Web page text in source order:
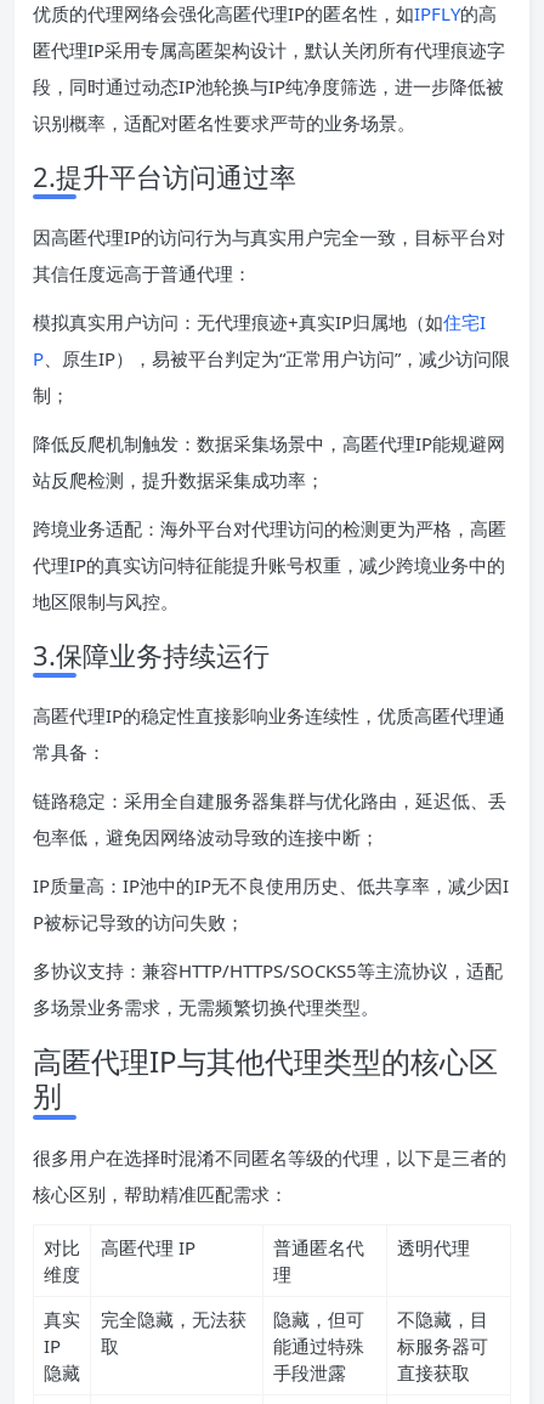
优质的代理网络会强化高匿代理IP的匿名性，如IPFLY的高
匿代理IP采用专属高匿架构设计，默认关闭所有代理痕迹字
段，同时通过动态IP池轮换与IP纯净度筛选，进一步降低被
识别概率，适配对匿名性要求严苛的业务场景。
2.提升平台访问通过率
因高匿代理IP的访问行为与真实用户完全一致，目标平台对
其信任度远高于普通代理：
模拟真实用户访问：无代理痕迹+真实IP归属地（如住宅I
P、原生IP），易被平台判定为“正常用户访问”，减少访问限
制；
降低反爬机制触发：数据采集场景中，高匿代理IP能规避网
站反爬检测，提升数据采集成功率；
跨境业务适配：海外平台对代理访问的检测更为严格，高匿
代理IP的真实访问特征能提升账号权重，减少跨境业务中的
地区限制与风控。
3.保障业务持续运行
高匿代理IP的稳定性直接影响业务连续性，优质高匿代理通
常具备：
链路稳定：采用全自建服务器集群与优化路由，延迟低、丢
包率低，避免因网络波动导致的连接中断；
IP质量高：IP池中的IP无不良使用历史、低共享率，减少因I
P被标记导致的访问失败；
多协议支持：兼容HTTP/HTTPS/SOCKS5等主流协议，适配
多场景业务需求，无需频繁切换代理类型。
高匿代理IP与其他代理类型的核心区
别
很多用户在选择时混淆不同匿名等级的代理，以下是三者的
核心区别，帮助精准匹配需求：
对比
维度
高匿代理 IP
普通匿名代
理
透明代理
真实
IP
隐藏
完全隐藏，无法获
取
隐藏，但可
能通过特殊
手段泄露
不隐藏，目
标服务器可
直接获取